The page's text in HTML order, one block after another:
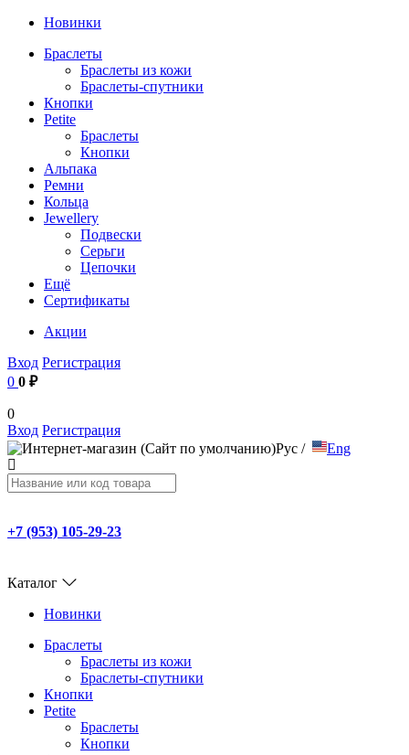
Новинки
Браслеты
Браслеты из кожи
Браслеты-спутники
Кнопки
Petite
Браслеты
Кнопки
Альпака
Ремни
Кольца
Jewellery
Подвески
Серьги
Цепочки
Ещё
Сертификаты
Акции
Вход Регистрация
0 0 ₽
0
Вход Регистрация
Рус / Eng
+7 (953) 105-29-23
Каталог
Новинки
Браслеты
Браслеты из кожи
Браслеты-спутники
Кнопки
Petite
Браслеты
Кнопки